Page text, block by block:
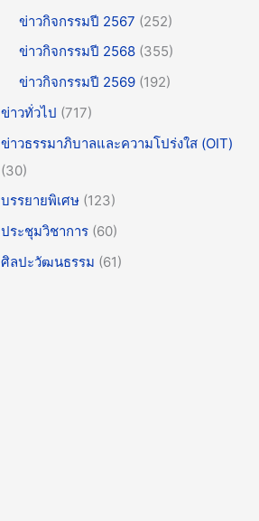
ข่าวกิจกรรมปี 2567 (252)
ข่าวกิจกรรมปี 2568 (355)
ข่าวกิจกรรมปี 2569 (192)
ข่าวทั่วไป (717)
ข่าวธรรมาภิบาลและความโปร่งใส (OIT)
(30)
บรรยายพิเศษ (123)
ประชุมวิชาการ (60)
ศิลปะวัฒนธรรม (61)